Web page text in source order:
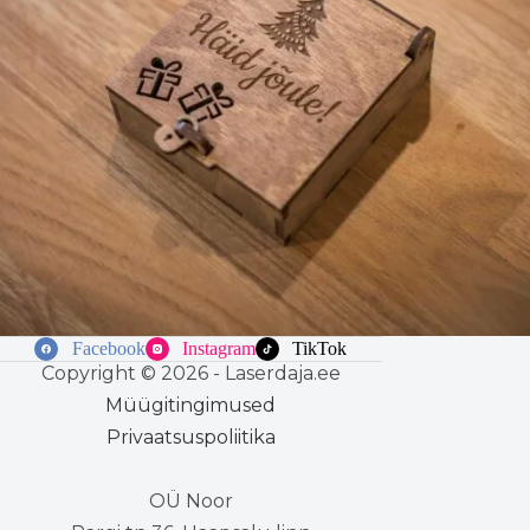
Facebook Instagram TikTok
Copyright © 2026 - Laserdaja.ee
Müügitingimused
Privaatsuspoliitika
OÜ Noor